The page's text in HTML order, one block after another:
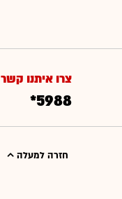
צרו איתנו קשר
*5988
חזרה למעלה